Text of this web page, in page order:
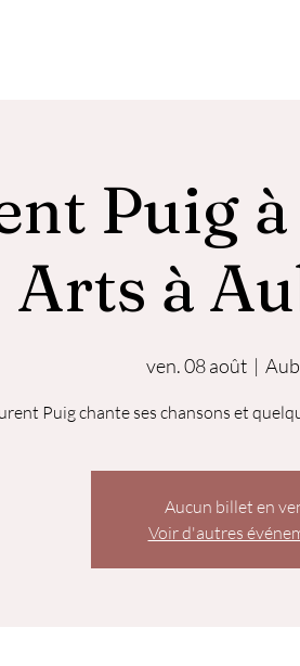
Puig
Arts à
ven. 08 août
  |
Puig chante ses chansons et
Aucun billet en
Voir d'autres